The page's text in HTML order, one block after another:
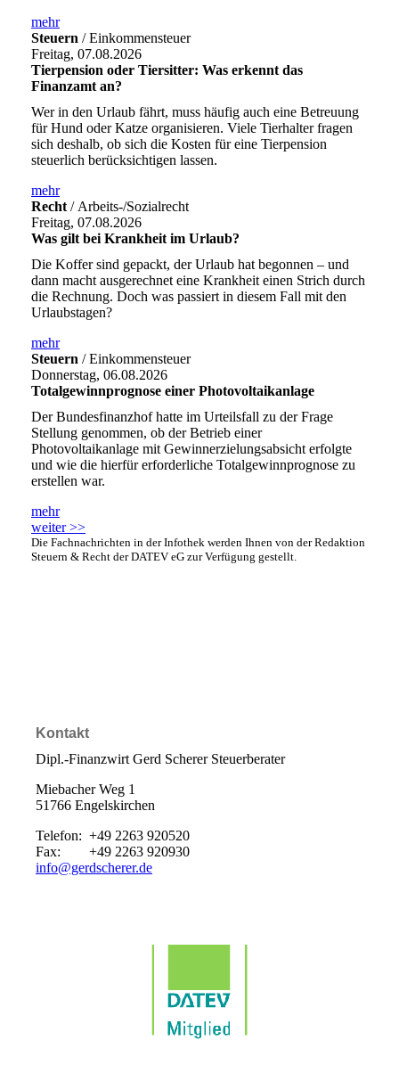
mehr
Steuern / Einkommensteuer
Freitag, 07.08.2026
Tierpension oder Tiersitter: Was erkennt das
Finanzamt an?
Wer in den Urlaub fährt, muss häufig auch eine Betreuung
für Hund oder Katze organisieren. Viele Tierhalter fragen
sich deshalb, ob sich die Kosten für eine Tierpension
steuerlich berücksichtigen lassen.
mehr
Recht / Arbeits-/Sozialrecht
Freitag, 07.08.2026
Was gilt bei Krankheit im Urlaub?
Die Koffer sind gepackt, der Urlaub hat begonnen – und
dann macht ausgerechnet eine Krankheit einen Strich durch
die Rechnung. Doch was passiert in diesem Fall mit den
Urlaubstagen?
mehr
Steuern / Einkommensteuer
Donnerstag, 06.08.2026
Totalgewinnprognose einer Photovoltaikanlage
Der Bundesfinanzhof hatte im Urteilsfall zu der Frage
Stellung genommen, ob der Betrieb einer
Photovoltaikanlage mit Gewinnerzielungsabsicht erfolgte
und wie die hierfür erforderliche Totalgewinnprognose zu
erstellen war.
mehr
weiter >>
Die Fachnachrichten in der Infothek werden Ihnen von der Redaktion
Steuern & Recht der DATEV eG zur Verfügung gestellt.
Kontakt
Dipl.-Finanzwirt Gerd Scherer Steuerberater
Miebacher Weg 1
51766 Engelskirchen
Telefon: +49 2263 920520
Fax: +49 2263 920930
info@gerdscherer.de